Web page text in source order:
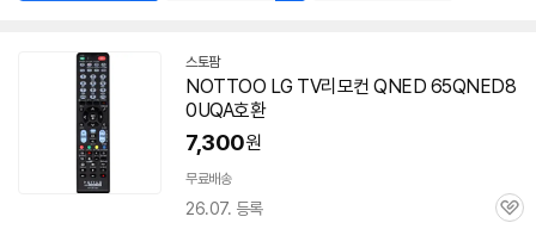
스토팜네
버
이
NOTTOO LG TV리모컨 QNED 65QNED8
0UQA호환
7,300원
무료배송
26.07. 등록
관